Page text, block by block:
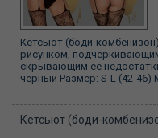
Кетсьют (боди-
рисунком,
скрывающим ее
черный Размер: S-L (42-46)
Кетсьют (боди-